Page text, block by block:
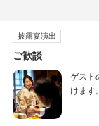
披露宴演出
ご歓談
ゲスト
けます。